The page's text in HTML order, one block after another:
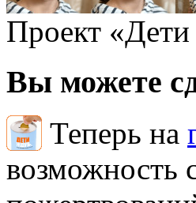
Проект
Вы можете
Теперь на
возможность